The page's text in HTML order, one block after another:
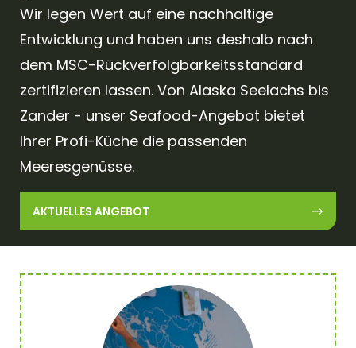
Wir legen Wert auf eine nachhaltige
Entwicklung und haben uns deshalb nach
dem MSC-Rückverfolgbarkeitsstandard
zertifizieren lassen. Von Alaska Seelachs bis
Zander - unser Seafood-Angebot bietet
Ihrer Profi-Küche die passenden
Meeresgenüsse.
AKTUELLES ANGEBOT